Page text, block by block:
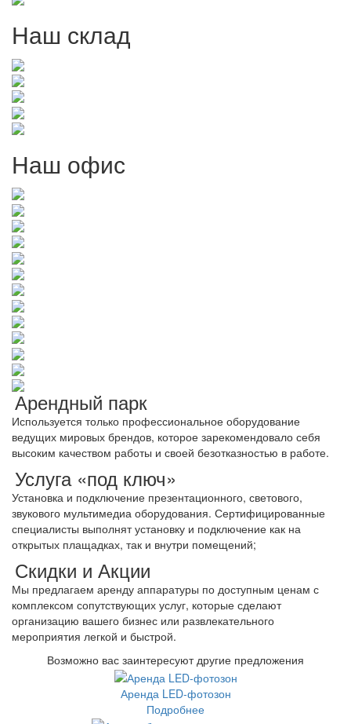
Наш склад
Наш офис
Арендный парк
Используется только профессиональное оборудование
ведущих мировых брендов, которое зарекомендовало себя
высоким качеством работы и своей безотказностью в работе.
Услуга «под ключ»
Установка и подключение презентационного, светового,
звукового мультимедиа оборудования. Сертифицированные
специалисты выполнят установку и подключение как на
открытых плащадках, так и внутри помещений;
Скидки и Акции
Мы предлагаем аренду аппаратуры по доступным ценам с
комплексом сопутствующих услуг, которые сделают
организацию вашего бизнес или развлекательного
мероприятия легкой и быстрой.
Возможно вас заинтересуют другие предложения
Аренда LED-фотозон
Подробнее